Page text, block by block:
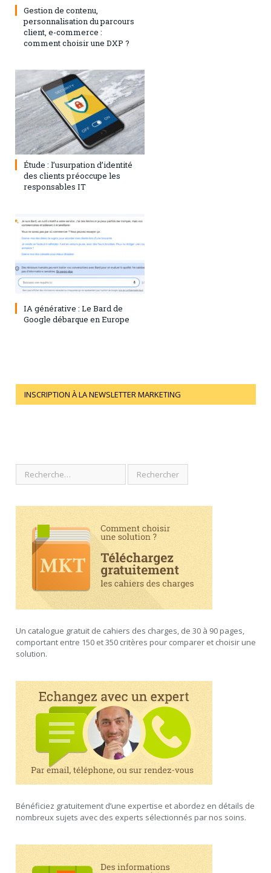
Gestion de contenu,
personnalisation du parcours
client, e-commerce :
comment choisir une DXP ?
1 août 2023 0
Étude : l’usurpation d’identité
des clients préoccupe les
responsables IT
28 juillet 2023 0
IA générative : Le Bard de
Google débarque en Europe
INSCRIPTION À LA NEWSLETTER MARKETING
Un catalogue gratuit de cahiers des charges, de 30 à 90 pages,
comportant entre 150 et 350 critères pour comparer et choisir une
solution.
Bénéficiez gratuitement d’une expertise et abordez en détails de
nombreux sujets avec des experts sélectionnés par nos soins.